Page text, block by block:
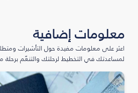
معلومات إضافية
اعثر على معلومات مفيدة حول التأشيرات
لمساعدتك في التخطيط لرحلتك والتنعّم برحلة